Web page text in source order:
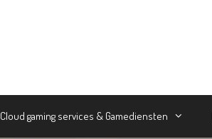
Cloud gaming services & Gamediensten